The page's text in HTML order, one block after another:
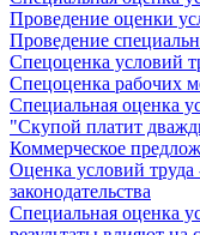
Проведение оценки
Проведение
Спецоценка условий
Спецоценка рабочих
Специальная оценка
"Скупой платит
Коммерческое
Оценка условий
законодательства
Специальная оценка